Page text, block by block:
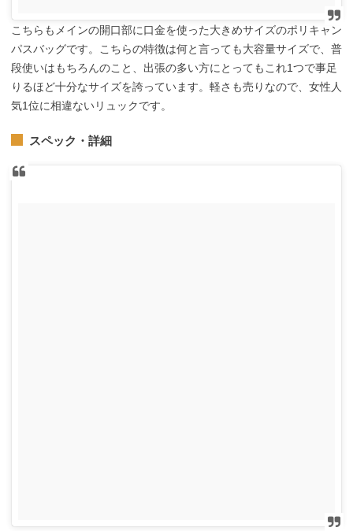
こちらもメインの開口部に口金を使った大きめサイズのポリキャン
パスバッグです。こちらの特徴は何と言っても大容量サイズで、普
段使いはもちろんのこと、出張の多い方にとってもこれ1つで事足
りるほど十分なサイズを誇っています。軽さも売りなので、女性人
気1位に相違ないリュックです。
スペック・詳細